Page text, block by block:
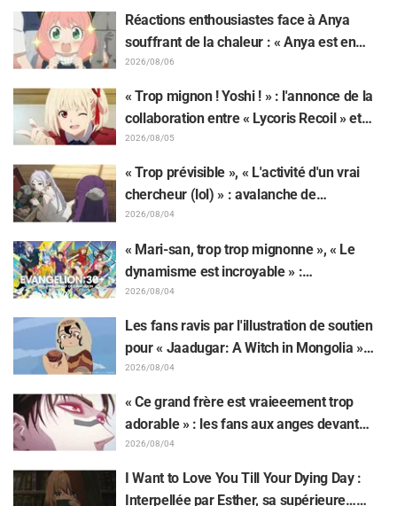
Commentaire du comédien et carte de fin
Réactions enthousiastes face à Anya
souffrant de la chaleur : « Anya est en
train de fondre » sur l'illustration
d'annonce de « SPY x FAMILY »
2026/08/06
« Trop mignon ! Yoshi ! » : l'annonce de la
collaboration entre « Lycoris Recoil » et
Kumamine, créateur du « Chat au travail »,
suscite une pluie de « Yoshi ! »
2026/08/05
« Trop prévisible », « L'activité d'un vrai
chercheur (lol) » : avalanche de
moqueries affectueuses face à la peluche
de Frieren piégée par un Mimique lors
d'une exposition de « Frieren »
2026/08/04
« Mari-san, trop trop mignonne », « Le
dynamisme est incroyable » :
retentissement suite au dévoilement d'un
superbe dessin de Hidenori Matsubara
représentant les trois filles de « Neon
Genesis Evangelion » en combinaison
2026/08/04
Les fans ravis par l'illustration de soutien
pour « Jaadugar: A Witch in Mongolia »
dessinée par l'auteur de « Yowamushi
Pedal » : « Voilà ce qui se passe quand la
personne avec le style le plus différent
2026/08/04
« Ce grand frère est vraieeement trop
adorable » : les fans aux anges devant
Choso se rapprochant de Yūji Itadori sur
l'illustration inédite de l'exposition de
l'anime « JUJUTSU KAISEN »
2026/08/04
I Want to Love You Till Your Dying Day :
Interpellée par Esther, sa supérieure…